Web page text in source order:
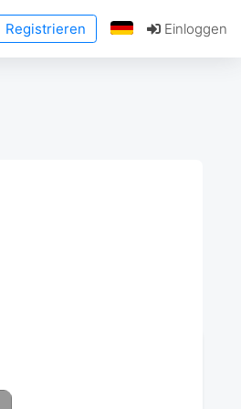
Registrieren Einloggen